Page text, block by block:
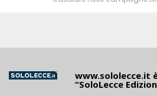
www.sololecce.it
“SoloLecce